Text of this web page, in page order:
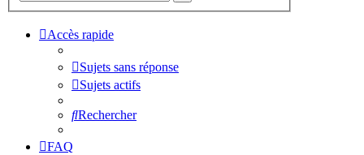
Accès rapide
Sujets sans réponse
Sujets actifs
Rechercher
FAQ